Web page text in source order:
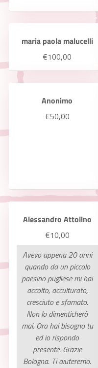
maria paola malucelli
€100,00
Anonimo
€50,00
Alessandro Attolino
€10,00
Avevo appena 20 anni
quando da un piccolo
paesino pugliese mi hai
accolto, acculturato,
cresciuto e sfamato.
Non lo dimenticherò
mai. Ora hai bisogno tu
ed io rispondo
presente. Grazie
Bologna. Ti aiuteremo.